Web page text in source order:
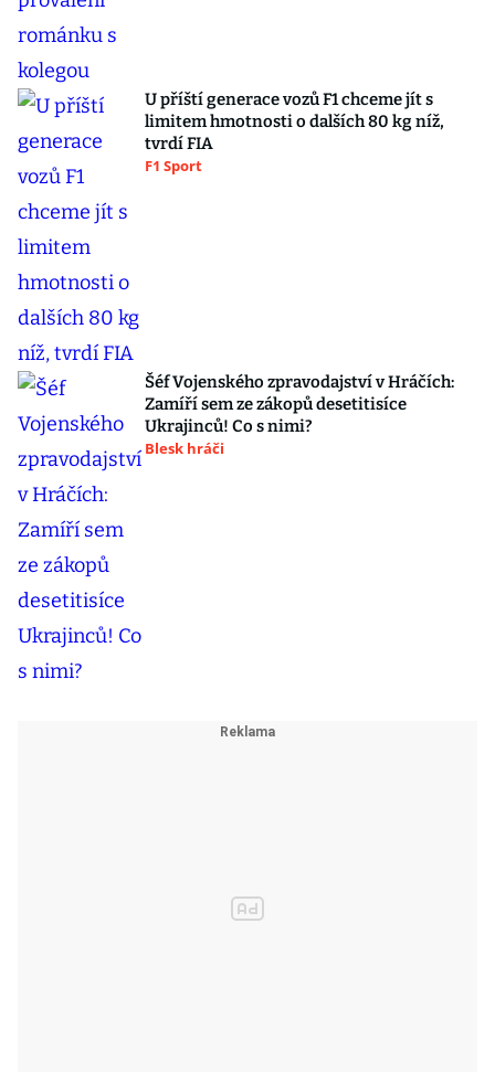
U příští generace vozů F1 chceme jít s
limitem hmotnosti o dalších 80 kg níž,
tvrdí FIA
F1 Sport
Šéf Vojenského zpravodajství v Hráčích:
Zamíří sem ze zákopů desetitisíce
Ukrajinců! Co s nimi?
Blesk hráči